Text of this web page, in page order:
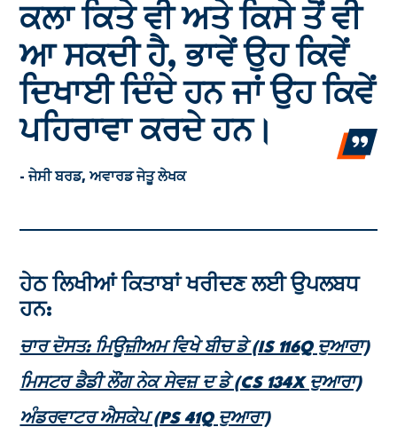
ਕਲਾ ਕਿਤੇ ਵੀ ਅਤੇ ਕਿਸੇ ਤੋਂ ਵੀ
ਆ ਸਕਦੀ ਹੈ, ਭਾਵੇਂ ਉਹ ਕਿਵੇਂ
ਦਿਖਾਈ ਦਿੰਦੇ ਹਨ ਜਾਂ ਉਹ ਕਿਵੇਂ
ਪਹਿਰਾਵਾ ਕਰਦੇ ਹਨ।
- ਜੇਸੀ ਬਰਡ, ਅਵਾਰਡ ਜੇਤੂ ਲੇਖਕ
ਹੇਠ ਲਿਖੀਆਂ ਕਿਤਾਬਾਂ ਖਰੀਦਣ ਲਈ ਉਪਲਬਧ
ਹਨ:
ਚਾਰ ਦੋਸਤ: ਮਿਊਜ਼ੀਅਮ ਵਿਖੇ ਬੀਚ ਡੇ (IS 116Q ਦੁਆਰਾ)
ਮਿਸਟਰ ਡੈਡੀ ਲੌਂਗ ਨੇਕ ਸੇਵਜ਼ ਦ ਡੇ (CS 134X ਦੁਆਰਾ)
ਅੰਡਰਵਾਟਰ ਐਸਕੇਪ (PS 41Q ਦੁਆਰਾ)